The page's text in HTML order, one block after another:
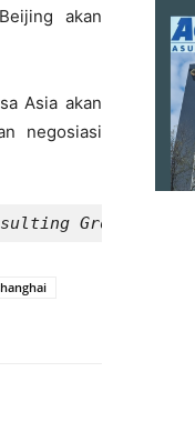
akan
Asia akan
negosiasi
Group